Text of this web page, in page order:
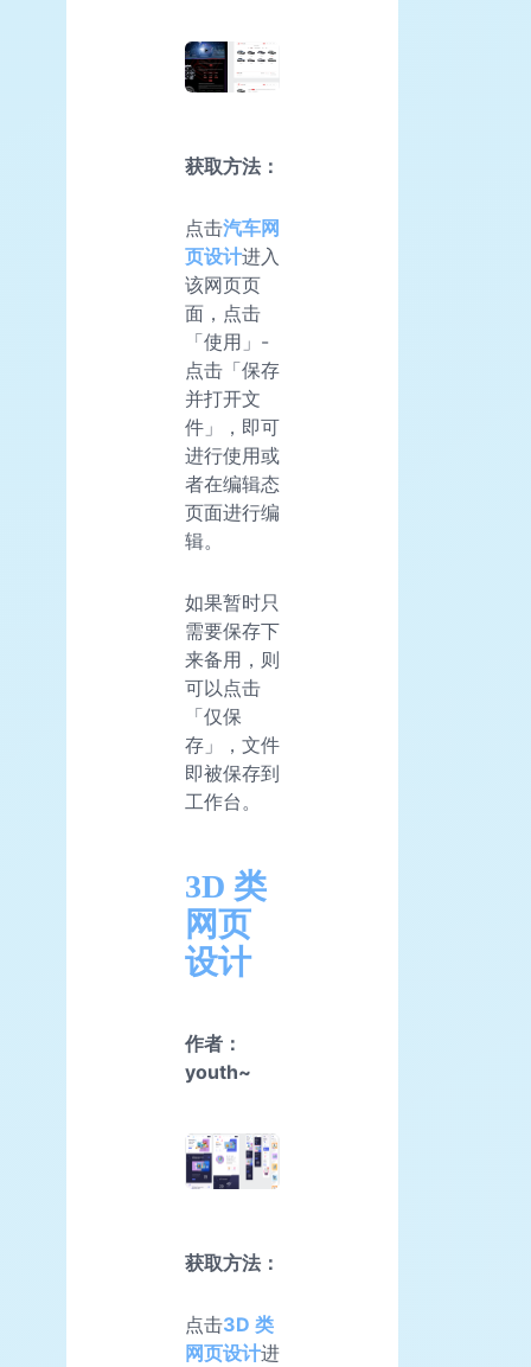
获取方法：
点击汽车网
页设计进入
该网页页
面，点击
「使用」-
点击「保存
并打开文
件」，即可
进行使用或
者在编辑态
页面进行编
辑。
如果暂时只
需要保存下
来备用，则
可以点击
「仅保
存」，文件
即被保存到
工作台。
3D 类
网页
设计
作者：
youth~
获取方法：
点击3D 类
网页设计进